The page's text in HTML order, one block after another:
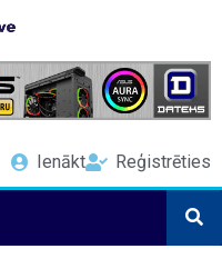
Ienākt Reģistrēties